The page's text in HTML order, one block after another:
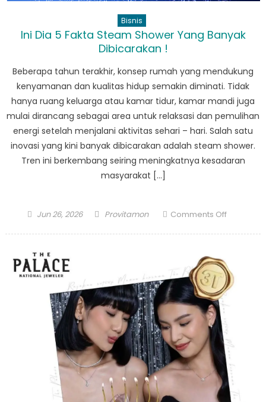
Bisnis
Ini Dia 5 Fakta Steam Shower Yang Banyak
Dibicarakan !
Beberapa tahun terakhir, konsep rumah yang mendukung
kenyamanan dan kualitas hidup semakin diminati. Tidak
hanya ruang keluarga atau kamar tidur, kamar mandi juga
mulai dirancang sebagai area untuk relaksasi dan pemulihan
energi setelah menjalani aktivitas sehari – hari. Salah satu
inovasi yang kini banyak dibicarakan adalah steam shower.
Tren ini berkembang seiring meningkatnya kesadaran
masyarakat […]
Posted
Jun 26, 2026 Author
Provitamon Comments Offon
Fakta
Steam